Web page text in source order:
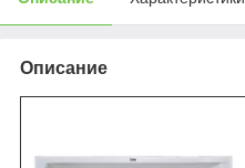
Описание